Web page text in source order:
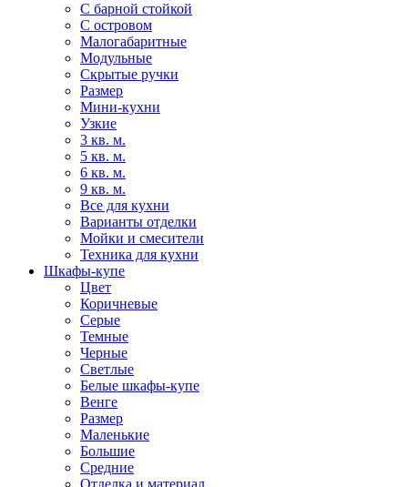
С барной стойкой
С островом
Малогабаритные
Модульные
Скрытые ручки
Размер
Мини-кухни
Узкие
3 кв. м.
5 кв. м.
6 кв. м.
9 кв. м.
Все для кухни
Варианты отделки
Мойки и смесители
Техника для кухни
Шкафы-купе
Цвет
Коричневые
Серые
Темные
Черные
Светлые
Белые шкафы-купе
Венге
Размер
Маленькие
Большие
Средние
Отделка и материал